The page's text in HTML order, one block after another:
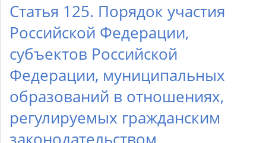
Статья 125. Порядок участия
Российской Федерации,
субъектов Российской
Федерации, муниципальных
образований в отношениях,
регулируемых гражданским